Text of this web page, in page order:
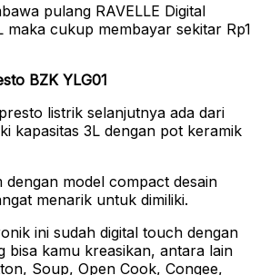
pulang RAVELLE Digital
maka cukup membayar sekitar Rp1
BZK YLG01
listrik selanjutnya ada dari
kapasitas 3L dengan pot keramik
model compact desain
menarik untuk dimiliki.
ini sudah digital touch dengan
bisa kamu kreasikan, antara lain
Soup, Open Cook, Congee,